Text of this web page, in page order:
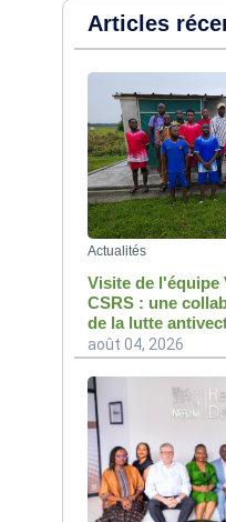
Articles
Actualités
Visite de l'équipe
CSRS : une
de la lutte
août 04, 2026